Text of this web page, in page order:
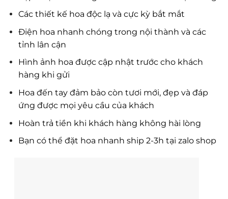
Các thiết kế hoa độc lạ và cực kỳ bắt mắt
Điện hoa nhanh chóng trong nội thành và các
tỉnh lân cận
Hình ảnh hoa được cập nhật trước cho khách
hàng khi gửi
Hoa đến tay đảm bảo còn tươi mới, đẹp và đáp
ứng được mọi yêu cầu của khách
Hoàn trả tiền khi khách hàng không hài lòng
Bạn có thể đặt hoa nhanh ship 2-3h tại zalo shop